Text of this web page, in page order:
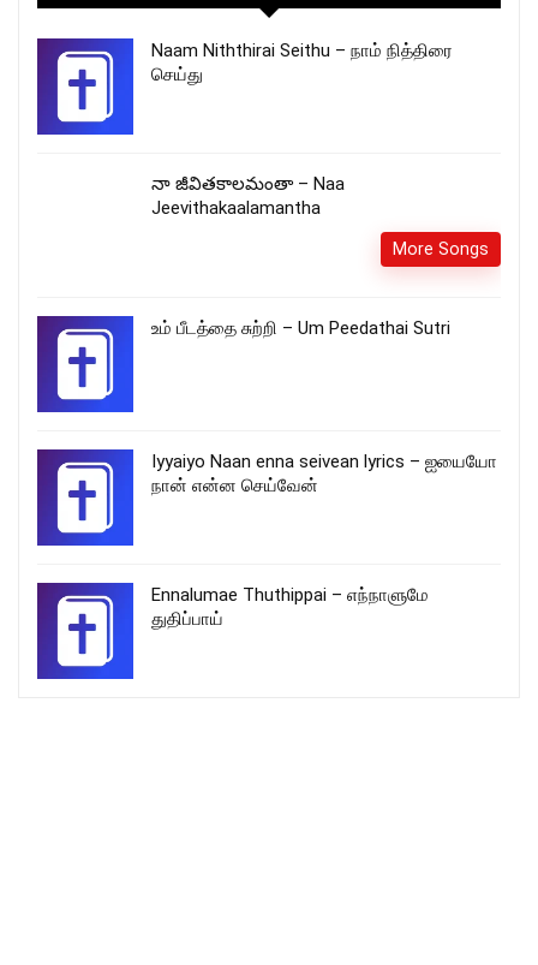
Naam Niththirai Seithu – நாம் நித்திரை
செய்து
నా జీవితకాలమంతా – Naa
Jeevithakaalamantha
More Songs
உம் பீடத்தை சுற்றி – Um Peedathai Sutri
Iyyaiyo Naan enna seivean lyrics – ஐயையோ
நான் என்ன செய்வேன்
Ennalumae Thuthippai – எந்நாளுமே
துதிப்பாய்